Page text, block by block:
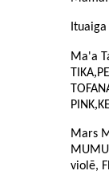
Ma'a
TIKA,
PINK,
Mars
violē,